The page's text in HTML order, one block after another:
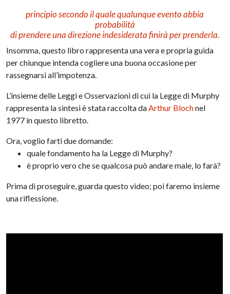
principio secondo il quale qualunque evento abbia
probabilità
di prendere una direzione indesiderata finirà per prenderla.
Insomma, questo libro rappresenta una vera e propria guida
per chiunque intenda cogliere una buona occasione per
rassegnarsi all’impotenza.
L’insieme delle Leggi e Osservazioni di cui la Legge di Murphy
rappresenta la sintesi è stata raccolta daArthur Blochnel
1977 in questo libretto.
Ora, voglio farti due domande:
quale fondamento ha la Legge di Murphy?
è proprio vero che se qualcosa può andare male, lo farà?
Prima di proseguire, guarda questo video; poi faremo insieme
una riflessione.